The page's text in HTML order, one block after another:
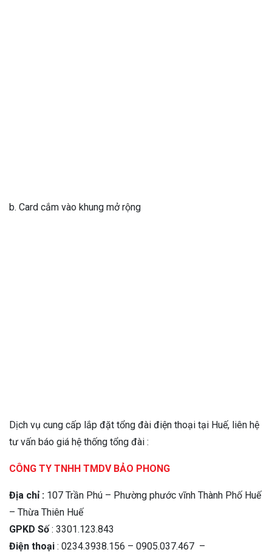
b. Card cắm vào khung mở rộng
Dịch vụ cung cấp lắp đặt tổng đài điện thoại tại Huế, liên hệ
tư vấn báo giá hệ thống tổng đài :
CÔNG TY TNHH TMDV BẢO PHONG
Địa chỉ : 107 Trần Phú – Phường phước vĩnh Thành Phố Huế
– Thừa Thiên Huế
GPKD Số : 3301.123.843
Điện thoại : 0234.3938.156 – 0905.037.467 –